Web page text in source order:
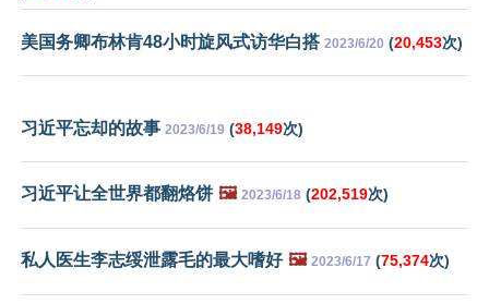
美国务卿布林肯48小时旋风式访华白搭 2023/6/20 (20,453次)
习近平忘却的故事 2023/6/19 (38,149次)
习近平让全世界都翻烙饼 🖼️ 2023/6/18 (202,519次)
私人医生李志绥泄露毛的最大嗜好 🖼️ 2023/6/17 (75,374次)